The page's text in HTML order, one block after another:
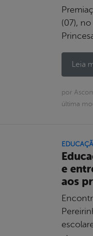
(07),
Leia
por
última
e
aos